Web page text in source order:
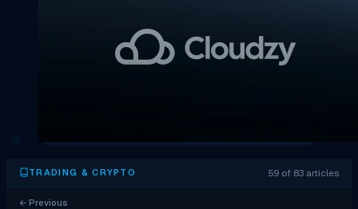
TRADING & CRYPTO 59 of 83 articles
← Previous